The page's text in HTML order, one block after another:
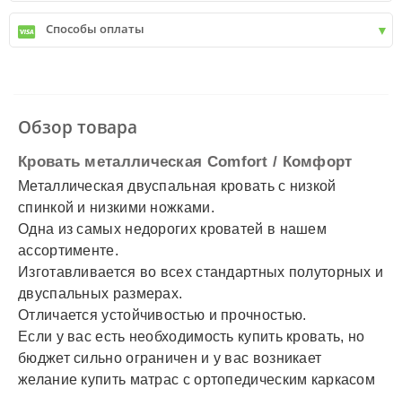
Киев пригород +30 грн\км
✓Новая почта
✓Деливери
✓Автолюкс
Способы оплаты
✓ Подробнее
Обзор товара
Кровать металлическая Comfort / Комфорт
Металлическая двуспальная кровать с низкой
спинкой и низкими ножками.
Одна из самых недорогих кроватей в нашем
ассортименте.
Изготавливается во всех стандартных полуторных и
двуспальных размерах.
Отличается устойчивостью и прочностью.
Если у вас есть необходимость купить кровать, но
бюджет сильно ограничен и у вас возникает
желание купить матрас с ортопедическим каркасом